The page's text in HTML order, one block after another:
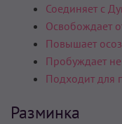
Соединяет с
Освобождает
Повышает
Пробуждает
Подходит для
Разминка